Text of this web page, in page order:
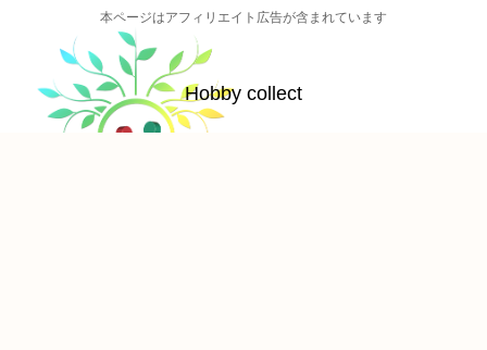
本ページはアフィリエイト広告が含まれています
Hobby collect